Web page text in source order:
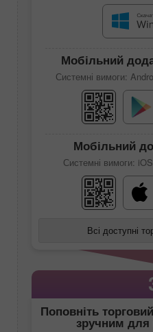
Мобільний
Системні вимоги:
Мобільний
Системні вимоги:
Всі доступні
Поповніть
зручним